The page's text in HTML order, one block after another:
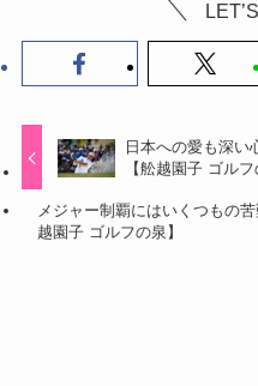
日本への愛も深い
【舩越園子 ゴルフ
メジャー制覇にはいくつもの
越園子 ゴルフの泉】